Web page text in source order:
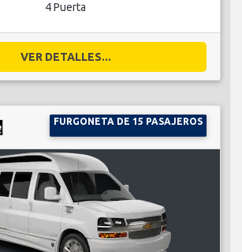
4 Puerta
VER DETALLES...
FURGONETA DE 15 PASAJEROS